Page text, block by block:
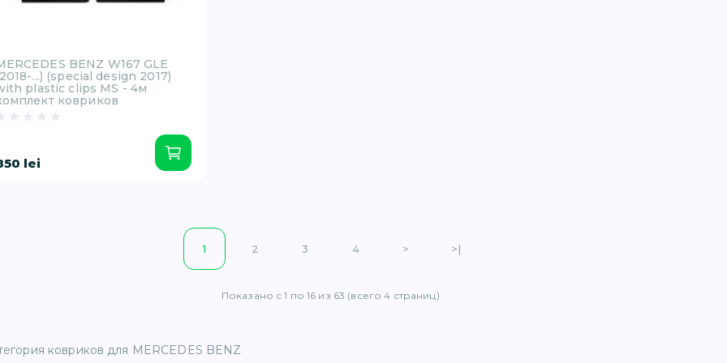
BENZ W167 GLE
...) (special design 2017)
plastic clips MS - 4м
ковриков
lei
1 2 3 4 > >|
Показано с 1 по 16 из 63 (всего 4 страниц)
ковриков для MERCEDES BENZ